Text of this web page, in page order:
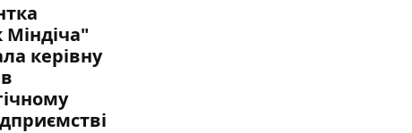
Міндіча"
керівну